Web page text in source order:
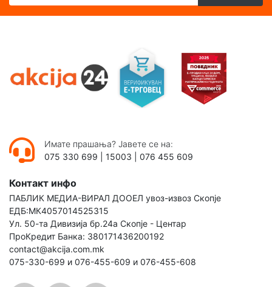
Имате прашања? Јавете се на:
075 330 699
15003 076 455 609
Контакт инфо
ПАБЛИК МЕДИА-ВИРАЛ ДООЕЛ увоз-извоз Скопје
ЕДБ:МК4057014525315
Ул. 50-та Дивизија бр.24а Скопје - Центар
ПроКредит Банка: 380171436200192
contact@akcija.com.mk
075-330-699 и 076-455-609 и 076-455-608